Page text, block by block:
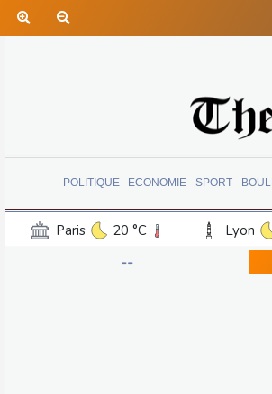
POLITIQUE ECONOMIE SPORT
Paris 20 °C Lyon
Luxembourg
--